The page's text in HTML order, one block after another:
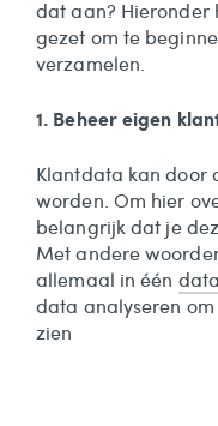
dat aan? Hieronder
gezet om te
verzamelen.
1. Beheer eigen
Klantdata kan door
worden. Om hier
belangrijk dat je
Met andere
allemaal in één
data analyseren
zien